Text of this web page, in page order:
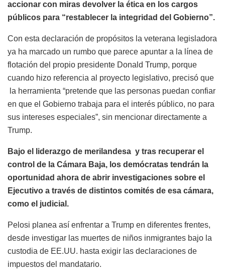
accionar con miras devolver la ética en los cargos
públicos para “restablecer la integridad del Gobierno”.
Con esta declaración de propósitos la veterana legisladora
ya ha marcado un rumbo que parece apuntar a la línea de
flotación del propio presidente Donald Trump, porque
cuando hizo referencia al proyecto legislativo, precisó que
la herramienta “pretende que las personas puedan confiar
en que el Gobierno trabaja para el interés público, no para
sus intereses especiales”, sin mencionar directamente a
Trump.
Bajo el liderazgo de merilandesa y tras recuperar el
control de la Cámara Baja, los demócratas tendrán la
oportunidad ahora de abrir investigaciones sobre el
Ejecutivo a través de distintos comités de esa cámara,
como el judicial.
Pelosi planea así enfrentar a Trump en diferentes frentes,
desde investigar las muertes de niños inmigrantes bajo la
custodia de EE.UU. hasta exigir las declaraciones de
impuestos del mandatario.